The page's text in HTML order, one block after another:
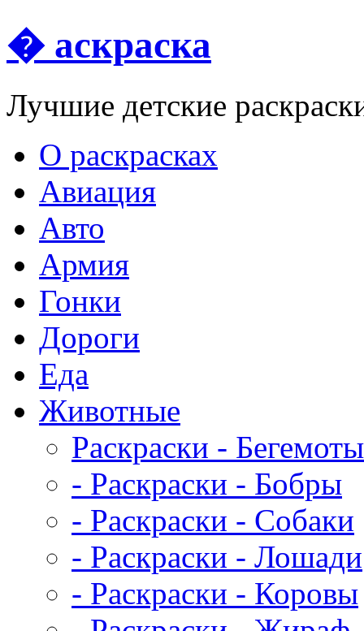
� аскраска
Лучшие детские
О раскрасках
Авиация
Авто
Армия
Гонки
Дороги
Еда
Животныe
Раскраски - Бегемоты
- Раскраски - Бобры
- Раскраски - Собаки
- Раскраски - Лошади
- Раскраски - Коровы